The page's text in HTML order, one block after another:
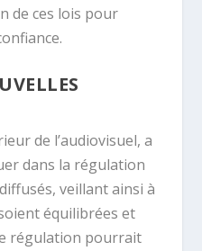
de ces lois pour
de l’audiovisuel, a
dans la régulation
veillant ainsi à
équilibrées et
régulation pourrait